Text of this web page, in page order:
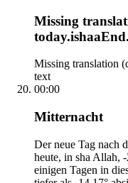
Missing
Missing translation
text
00:00
Mitternacht
Der neue Tag nach
heute, in sha Allah,
einigen Tagen in